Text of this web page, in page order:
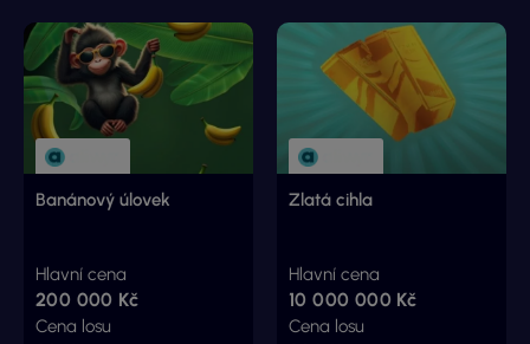
Banánový úlovek
Hlavní cena
200 000 Kč
Cena losu
Zlatá cihla
Hlavní cena
10 000 000 Kč
Cena losu